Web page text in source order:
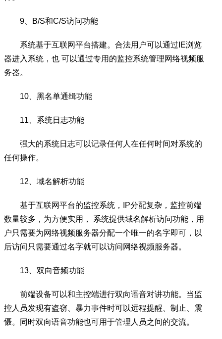
9、B/S和C/S访问功能
系统基于互联网平台搭建。合法用户可以通过IE浏览
器进入系统，也 可以通过专用的监控系统管理网络视频服
务器。
10、黑名单通缉功能
11、系统日志功能
强大的系统日志可以记录任何人在任何时间对系统的
任何操作。
12、域名解析功能
基于互联网平台的监控系统，IP分配复杂，监控前端
数量较多，为方便实用， 系统提供域名解析访问功能，用
户只需要为网络视频服务器分配一个唯一的名字即可，以
后访问只需要通过名字就可以访问网络视频服务器。
13、双向音频功能
前端设备可以和主控端进行双向语音对讲功能。当监
控人员发现有盗窃、暴力事件时可以远程提醒、制止、震
慑。同时双向语音功能也可用于管理人员之间的交流。